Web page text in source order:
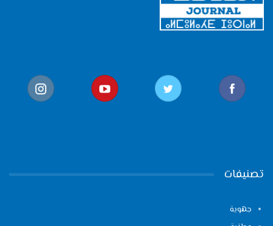
تصنيفات
جهوية